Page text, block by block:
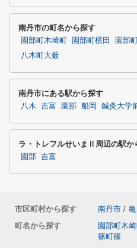
南丹市の町名から探す
園部町木崎町 園部町横田 園部
八木町大薮
南丹市にある駅から探す
八木 吉富 園部 船岡 鍼灸大学
ラ・トレフルせいまⅡ周辺の駅か
園部 吉富
市区町村から探す 南丹市 /
町名から探す
園部町木
篠町篠